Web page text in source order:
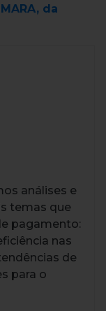
da
análises e
temas que
pagamento:
nas
de
para o